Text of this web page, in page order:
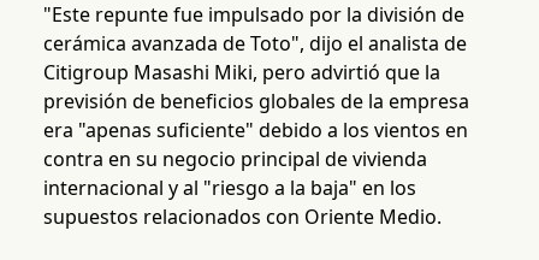
"Este repunte fue impulsado por la división de
cerámica avanzada de Toto", dijo el analista de
Citigroup Masashi Miki, pero advirtió que la
previsión de beneficios globales de la empresa
era "apenas suficiente" debido a los vientos en
contra en su negocio principal de vivienda
internacional y al "riesgo a la baja" en los
supuestos relacionados con Oriente Medio.